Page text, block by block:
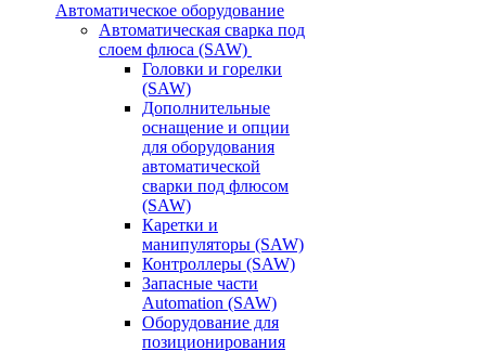
Автоматическое оборудование
Автоматическая сварка под
слоем флюса (SAW)
Головки и горелки
(SAW)
Дополнительные
оснащение и опции
для оборудования
автоматической
сварки под флюсом
(SAW)
Каретки и
манипуляторы (SAW)
Контроллеры (SAW)
Запасные части
Automation (SAW)
Оборудование для
позиционирования